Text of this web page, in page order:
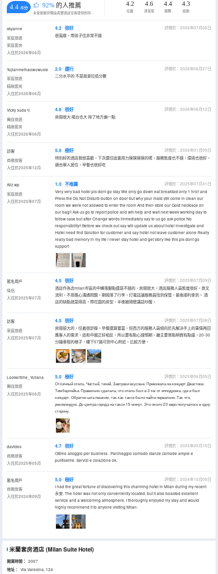
4.4 /5分 92% 的人推薦
永安旅遊評價由真實酒店住客提供的評價。
4.2
位置
4.6
清潔度
4.4
服務
4.3
設施
skyanne
家庭旅遊
家庭套房
入住於2026年06月
4.2 很好
評價於：2026年07月06日
很寬敞，帶孩子住非常不錯
Yujianmeihaowuwuxie
家庭旅遊
精緻套房
入住於2026年06月
2.0 還行
評價於：2026年06月27日
二分水平的 不是故意拉低分數
Vicky suda🫧
獨自旅遊
精緻套房
入住於2026年06月
4.6 很好
評價於：2026年06月12日
房間很大 陽台也大 除了地方偏一點
訪客
商務旅客
入住於2025年12月
5.0 極好
評價於：2026年01月05日
特別好的酒店我很喜歡，下次還住這裏用力摸摸摸摸的嗯，服務態度也不錯，環境也很好，
適合華人居住，早餐也很好吃
Aliz wp
家庭旅遊
入住於2025年07月
1.0 不推薦
評價於：2025年07月31日
Very very bad hotel pls dont go stay We only go down eat breakfast only 1 hrs!! and
Press the Do Not Disturb button on door but why your maid still come in clean our
room we were not allowed to enter the room And then stole our Gold necklace on
our bag!! Ask us go to report police and will help and wait next week working day to
follow case but after Change words immediately say to us go ask police No
responsibility!! Before we check out say will update us about hotel investigate and
Hotel need find Solution for customer and say hotel not leave customer alone Really
really bad memory in my life i never stay hotel and get story like this pls dont go
support
匿名用戶
情侶
入住於2025年07月
4.5 很好
評價於：2025年07月09日
酒店作為去milan市區的中轉落腳點還是不錯的，房間很大。酒店服務人員態度很好，英文
流利，不用擔心溝通問題。期間落了行李，打電話讓服務員找到保管，最後順利拿到。 酒
店的缺點就是隔音，帶花園的房型，半夜被隔壁講話吵醒。
訪客
家庭旅遊
入住於2025年07月
4.5 很好
評價於：2025年07月08日
房間挺大的，住着很舒服。早餐還算豐富，但西方的服務人員傾向於先解決手上的事情再回
應客人的需求，這和中國正好相反，所以要有點心理預期。離主要景點稍微有點遠，20-30
分鐘車程的樣子，樓下57路可到中心附近，比較方便。
Lookertime_Yuliana
獨自旅遊
入住於2025年06月
5.0 極好
評價於：2025年06月05日
Отличный отель. Чистый, тихий. Завтраки вкусные. Приезжала на концерт Джастина
Тимберлейка. Правильно сделала, что отель был в 3 км от ипподрома, где и был
концерт. Обратно шла пешком, так как такси было найти нереально. Так что,
рекомендую. До центра города на такси 15 минут. Это около 23 евро получалось в одну
сторону.
davides
商務旅客
入住於2025年05月
4.7 很好
評價於：2025年05月15日
Ottimo alloggio per business . Parcheggio comodo stanze comode ampie e
pulitissime. Servizi e colazione ok.
匿名用戶
商務旅客
入住於2024年09月
5.0 極好
評價於：2024年10月05日
I had the great fortune of discovering this charming hotel in Milan during my recent
永安. The hotel was not only conveniently located, but it also boasted excellent
service and a welcoming atmosphere. I thoroughly enjoyed my stay and would
highly recommend it to anyone visiting Milan.
米蘭套房酒店(Milan Suite Hotel)
開業時間： 2007
地址：
Via Varesina, 124